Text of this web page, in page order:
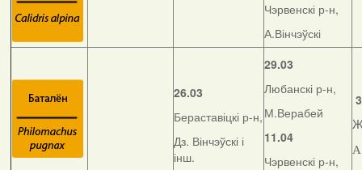
Чэрвенскі р-н,
А.Вінчэўскі
26.03
Бераставіцкі р-н,
Дз. Вінчэўскі і
інш.
29.03
Любанскі р-н,
М.Верабей
11.04
Чэрвенскі р-н,